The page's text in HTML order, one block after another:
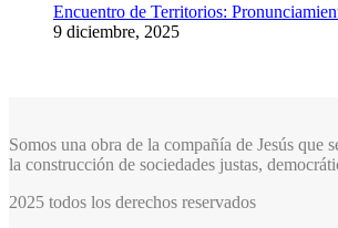
Encuentro de Territorios:
9 diciembre, 2025
Somos una obra de la compañía de Jesús que
la construcción de sociedades justas,
2025 todos los derechos reservados